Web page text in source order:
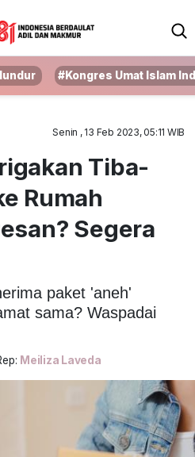
#Kongres Umat Islam
Senin , 13 Feb 2023, 05:11 WIB
Tiba-
Rumah
Segera
paket 'aneh'
sama? Waspadai
Meiliza Laveda